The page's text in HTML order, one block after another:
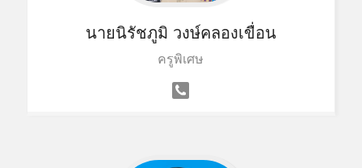
นายนิรัชภูมิ วงษ์คลองเขื่อน
ครูพิเศษ